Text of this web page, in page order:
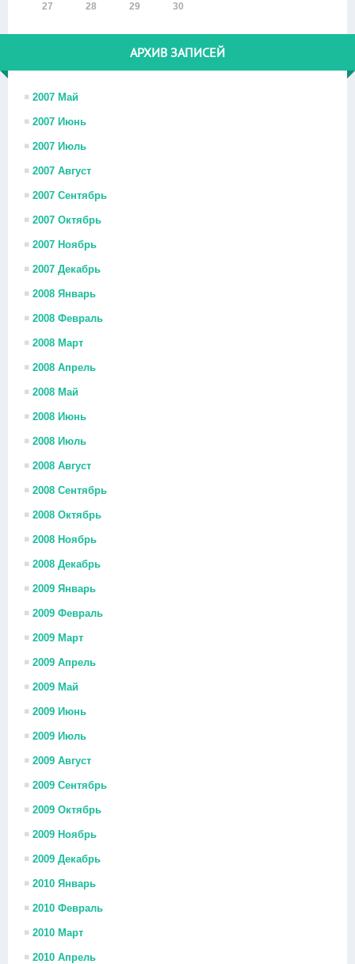
27 28 29 30
АРХИВ ЗАПИСЕЙ
2007 Май
2007 Июнь
2007 Июль
2007 Август
2007 Сентябрь
2007 Октябрь
2007 Ноябрь
2007 Декабрь
2008 Январь
2008 Февраль
2008 Март
2008 Апрель
2008 Май
2008 Июнь
2008 Июль
2008 Август
2008 Сентябрь
2008 Октябрь
2008 Ноябрь
2008 Декабрь
2009 Январь
2009 Февраль
2009 Март
2009 Апрель
2009 Май
2009 Июнь
2009 Июль
2009 Август
2009 Сентябрь
2009 Октябрь
2009 Ноябрь
2009 Декабрь
2010 Январь
2010 Февраль
2010 Март
2010 Апрель